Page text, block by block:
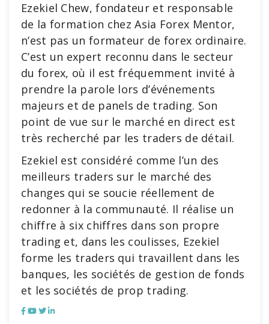
Ezekiel Chew, fondateur et responsable
de la formation chez Asia Forex Mentor,
n’est pas un formateur de forex ordinaire.
C’est un expert reconnu dans le secteur
du forex, où il est fréquemment invité à
prendre la parole lors d’événements
majeurs et de panels de trading. Son
point de vue sur le marché en direct est
très recherché par les traders de détail.
Ezekiel est considéré comme l’un des
meilleurs traders sur le marché des
changes qui se soucie réellement de
redonner à la communauté. Il réalise un
chiffre à six chiffres dans son propre
trading et, dans les coulisses, Ezekiel
forme les traders qui travaillent dans les
banques, les sociétés de gestion de fonds
et les sociétés de prop trading.